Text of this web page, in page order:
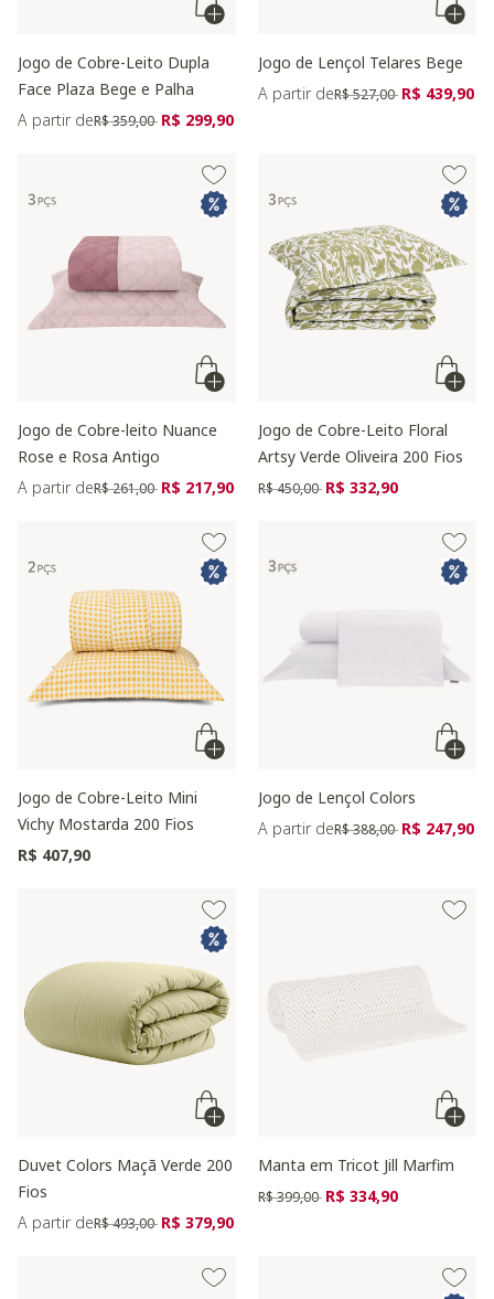
Jogo de Cobre-Leito Dupla
Face Plaza Bege e Palha
A partir dePreço reduzido de
R$ 359,00 para
R$ 299,90
Jogo de Lençol Telares Bege
A partir dePreço reduzido de
R$ 527,00 para
R$ 439,90
Jogo de Cobre-leito Nuance
Rose e Rosa Antigo
A partir dePreço reduzido de
R$ 261,00 para
R$ 217,90
Jogo de Cobre-Leito Floral
Artsy Verde Oliveira 200 Fios
Preço reduzido de
R$ 450,00 para
R$ 332,90
Jogo de Cobre-Leito Mini
Vichy Mostarda 200 Fios
R$ 407,90
Jogo de Lençol Colors
A partir dePreço reduzido de
R$ 388,00 para
R$ 247,90
Duvet Colors Maçã Verde 200
Fios
A partir dePreço reduzido de
R$ 493,00 para
R$ 379,90
Manta em Tricot Jill Marfim
Preço reduzido de
R$ 399,00 para
R$ 334,90